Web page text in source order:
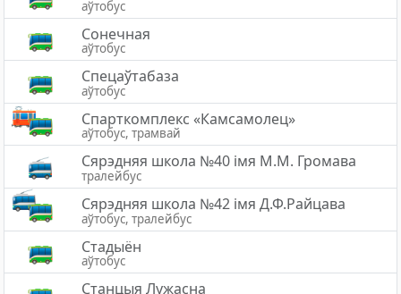
аўтобус
Сонечная
аўтобус
Спецаўтабаза
аўтобус
Спарткомплекс «Камсамолец»
аўтобус, трамвай
Сярэдняя школа №40 імя М.М. Громава
тралейбус
Сярэдняя школа №42 імя Д.Ф.Райцава
аўтобус, тралейбус
Стадыён
аўтобус
Станцыя Лужасна